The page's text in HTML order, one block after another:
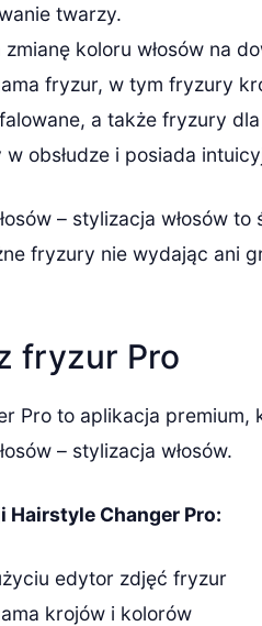
twarzy.
zmianę koloru włosów na
fryzur, w tym fryzury
a także fryzury
w obsłudze i posiada
– stylizacja włosów
fryzury nie wydając ani
fryzur Pro
Pro to aplikacja
– stylizacja włosów.
Hairstyle Changer Pro:
edytor zdjęć fryzur
krojów i kolorów